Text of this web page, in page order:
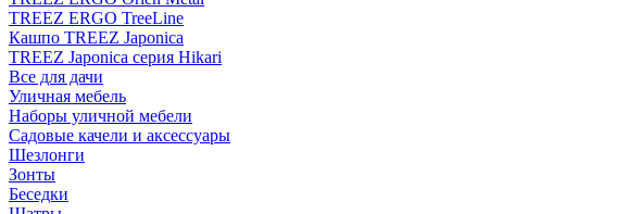
TREEZ ERGO TreeLine
Кашпо TREEZ Japonica
TREEZ Japonica серия Hikari
Все для дачи
Уличная мебель
Наборы уличной мебели
Садовые качели и аксессуары
Шезлонги
Зонты
Беседки